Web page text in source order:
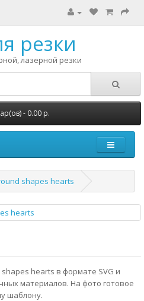
резки
лазерной резки
- 0.00 р.
shapes hearts
hearts в формате SVG и
материалов. На фото готовое
шаблону.